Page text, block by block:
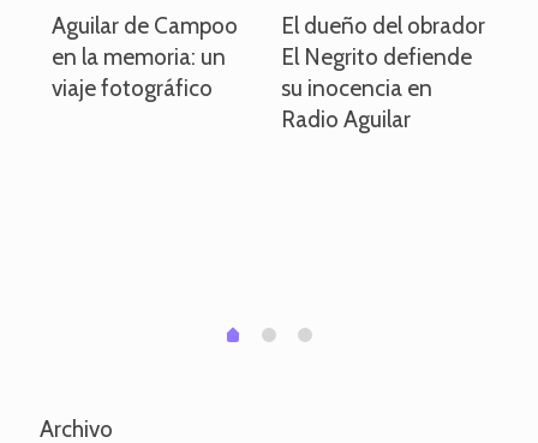
Aguilar de Campoo
en la memoria: un
viaje fotográfico
El dueño del obrador
El Negrito defiende
su inocencia en
Radio Aguilar
0 1 2
Archivo